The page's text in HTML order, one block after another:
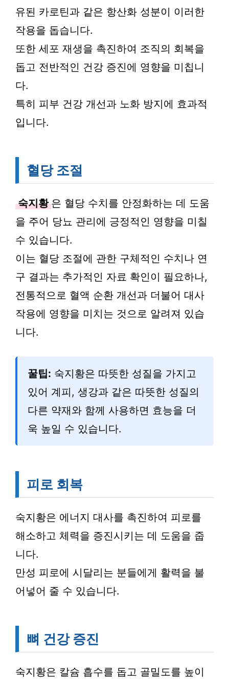
유된 카로틴과 같은 항산화 성분이 이러한
작용을 돕습니다.
또한 세포 재생을 촉진하여 조직의 회복을
돕고 전반적인 건강 증진에 영향을 미칩니
다.
특히 피부 건강 개선과 노화 방지에 효과적
입니다.
혈당 조절
숙지황 은 혈당 수치를 안정화하는 데 도움
을 주어 당뇨 관리에 긍정적인 영향을 미칠
수 있습니다.
이는 혈당 조절에 관한 구체적인 수치나 연
구 결과는 추가적인 자료 확인이 필요하나,
전통적으로 혈액 순환 개선과 더불어 대사
작용에 영향을 미치는 것으로 알려져 있습
니다.
꿀팁: 숙지황은 따뜻한 성질을 가지고
있어 계피, 생강과 같은 따뜻한 성질의
다른 약재와 함께 사용하면 효능을 더
욱 높일 수 있습니다.
피로 회복
숙지황은 에너지 대사를 촉진하여 피로를
해소하고 체력을 증진시키는 데 도움을 줍
니다.
만성 피로에 시달리는 분들에게 활력을 불
어넣어 줄 수 있습니다.
뼈 건강 증진
숙지황은 칼슘 흡수를 돕고 골밀도를 높이